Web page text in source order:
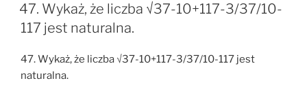
47. Wykaż, że liczba √37-10+117-3/37/10-
117 jest naturalna.
47. Wykaż, że liczba √37-10+117-3/37/10-117 jest
naturalna.